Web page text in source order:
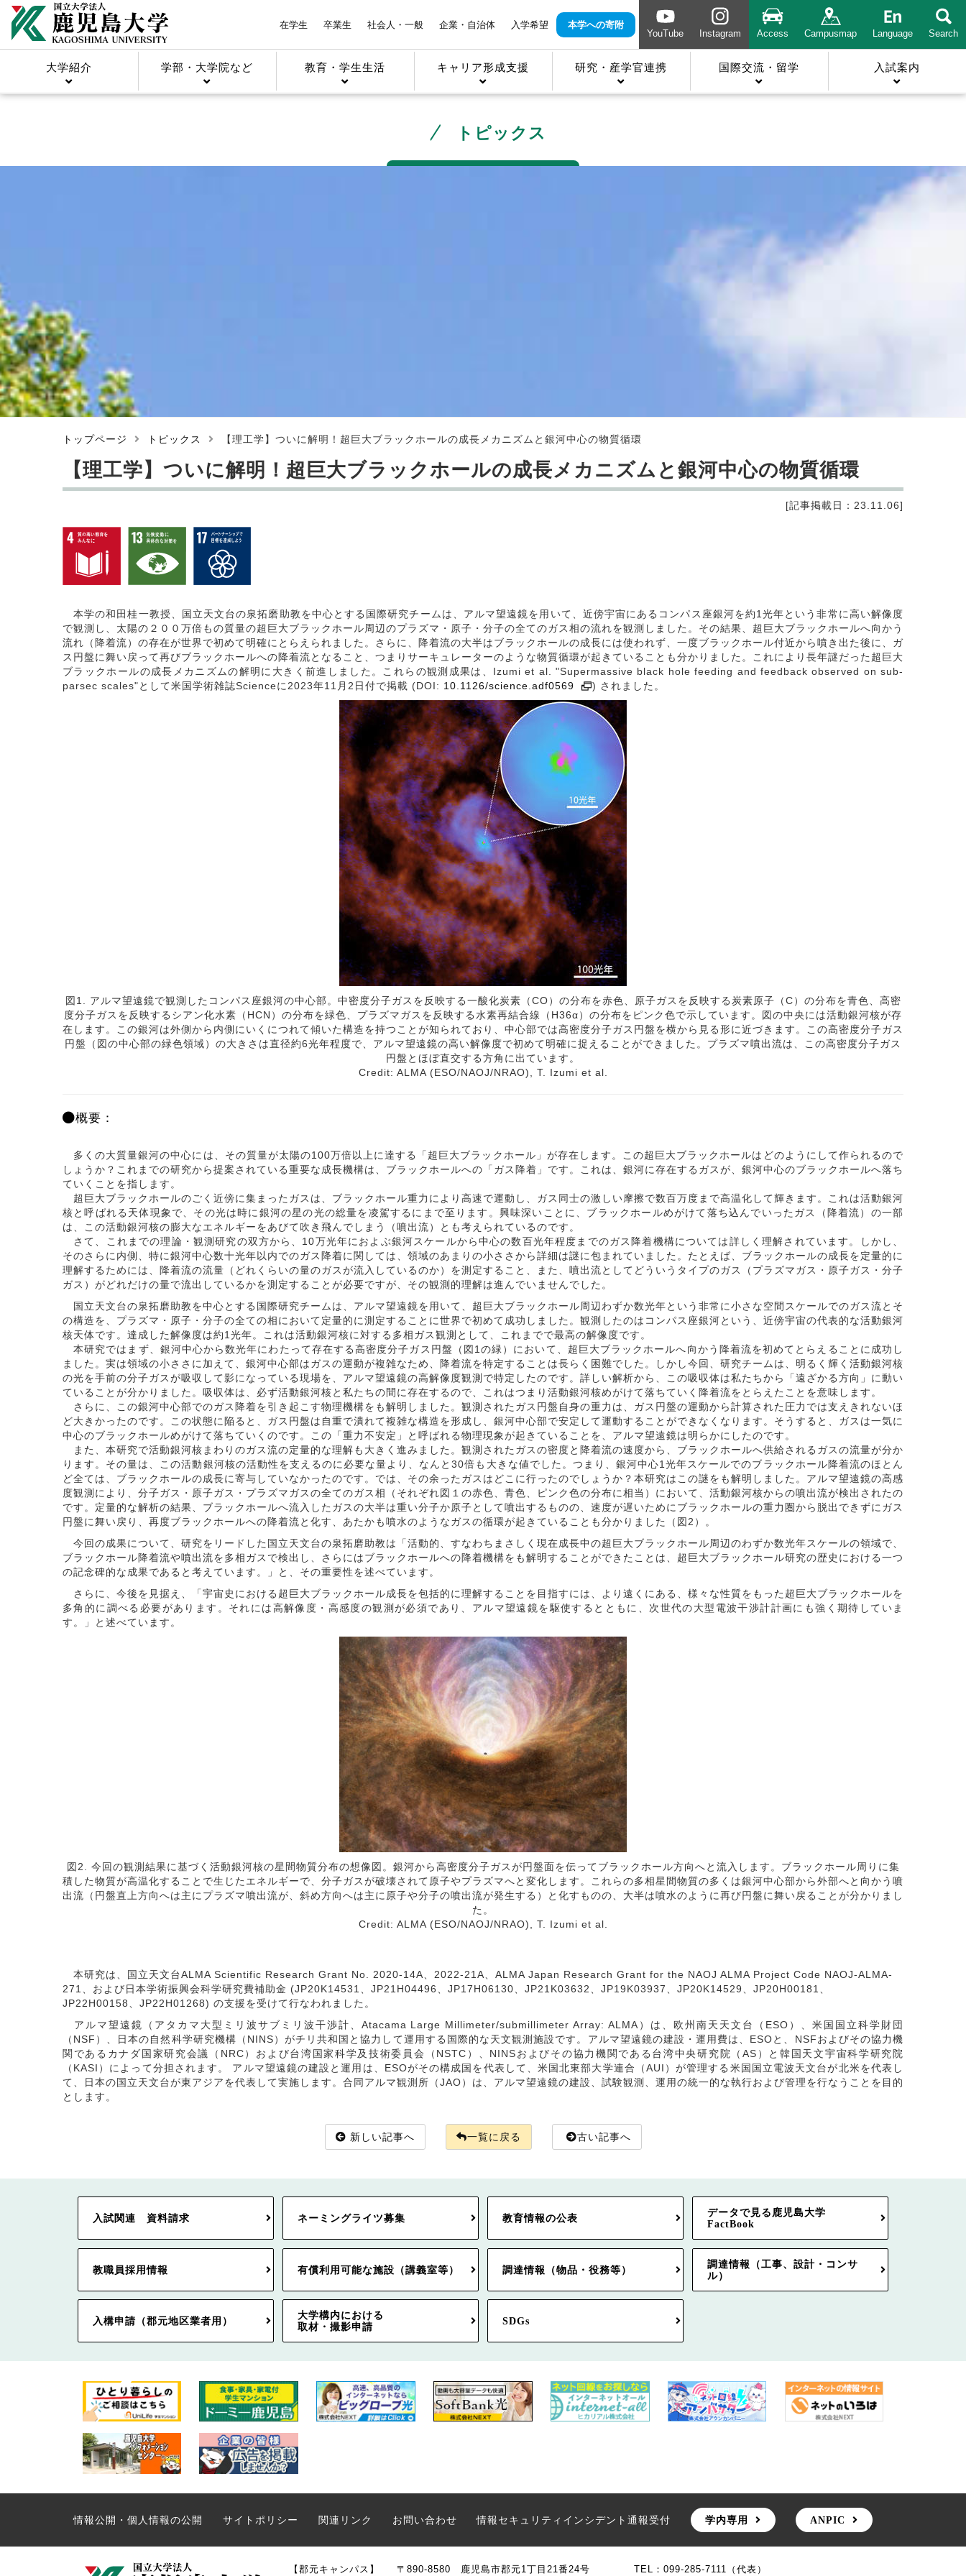
在学生 卒業生 社会人・一般 企業・自治体 入学希望
本学への寄附
YouTube
Instagram Access Campusmap Language Search
大学紹介 学部・大学院など 教育・学生生活 キャリア形成支援 研究・産学官連携 国際交流・留学 入試案内
トピックス
トップページ トピックス 【理工学】ついに解明！超巨大ブラックホールの成長メカニズムと銀河中心の物質循環
【理工学】ついに解明！超巨大ブラックホールの成長メカニズムと銀河中心の物質循環
[記事掲載日：23.11.06]
本学の和田桂一教授、国立天文台の泉拓磨助教を中心とする国際研究チームは、アルマ望遠鏡を用いて、近傍宇宙にあるコンパス座銀河を約1光年という非常に高い解像度
で観測し、太陽の２００万倍もの質量の超巨大ブラックホール周辺のプラズマ・原子・分子の全てのガス相の流れを観測しました。その結果、超巨大ブラックホールへ向かう
流れ（降着流）の存在が世界で初めて明確にとらえられました。さらに、降着流の大半はブラックホールの成長には使われず、一度ブラックホール付近から噴き出た後に、ガ
ス円盤に舞い戻って再びブラックホールへの降着流となること、つまりサーキュレーターのような物質循環が起きていることも分かりました。これにより長年謎だった超巨大
ブラックホールの成長メカニズムの解明に大きく前進しました。これらの観測成果は、Izumi et al. "Supermassive black hole feeding and feedback observed on sub-
parsec scales"として米国学術雑誌Scienceに2023年11月2日付で掲載 (DOI: 10.1126/science.adf0569 ) されました。
図1. アルマ望遠鏡で観測したコンパス座銀河の中心部。中密度分子ガスを反映する一酸化炭素（CO）の分布を赤色、原子ガスを反映する炭素原子（C）の分布を青色、高密
度分子ガスを反映するシアン化水素（HCN）の分布を緑色、プラズマガスを反映する水素再結合線（H36α）の分布をピンク色で示しています。図の中央には活動銀河核が存
在します。この銀河は外側から内側にいくにつれて傾いた構造を持つことが知られており、中心部では高密度分子ガス円盤を横から見る形に近づきます。この高密度分子ガス
円盤（図の中心部の緑色領域）の大きさは直径約6光年程度で、アルマ望遠鏡の高い解像度で初めて明確に捉えることができました。プラズマ噴出流は、この高密度分子ガス
円盤とほぼ直交する方角に出ています。
Credit: ALMA (ESO/NAOJ/NRAO), T. Izumi et al.
概要：
多くの大質量銀河の中心には、その質量が太陽の100万倍以上に達する「超巨大ブラックホール」が存在します。この超巨大ブラックホールはどのようにして作られるので
しょうか？これまでの研究から提案されている重要な成長機構は、ブラックホールへの「ガス降着」です。これは、銀河に存在するガスが、銀河中心のブラックホールへ落ち
ていくことを指します。
超巨大ブラックホールのごく近傍に集まったガスは、ブラックホール重力により高速で運動し、ガス同士の激しい摩擦で数百万度まで高温化して輝きます。これは活動銀河
核と呼ばれる天体現象で、その光は時に銀河の星の光の総量を凌駕するにまで至ります。興味深いことに、ブラックホールめがけて落ち込んでいったガス（降着流）の一部
は、この活動銀河核の膨大なエネルギーをあびて吹き飛んでしまう（噴出流）とも考えられているのです。
さて、これまでの理論・観測研究の双方から、10万光年におよぶ銀河スケールから中心の数百光年程度までのガス降着機構については詳しく理解されています。しかし、
そのさらに内側、特に銀河中心数十光年以内でのガス降着に関しては、領域のあまりの小ささから詳細は謎に包まれていました。たとえば、ブラックホールの成長を定量的に
理解するためには、降着流の流量（どれくらいの量のガスが流入しているのか）を測定すること、また、噴出流としてどういうタイプのガス（プラズマガス・原子ガス・分子
ガス）がどれだけの量で流出しているかを測定することが必要ですが、その観測的理解は進んでいませんでした。
国立天文台の泉拓磨助教を中心とする国際研究チームは、アルマ望遠鏡を用いて、超巨大ブラックホール周辺わずか数光年という非常に小さな空間スケールでのガス流とそ
の構造を、プラズマ・原子・分子の全ての相において定量的に測定することに世界で初めて成功しました。観測したのはコンパス座銀河という、近傍宇宙の代表的な活動銀河
核天体です。達成した解像度は約1光年。これは活動銀河核に対する多相ガス観測として、これまでで最高の解像度です。
本研究ではまず、銀河中心から数光年にわたって存在する高密度分子ガス円盤（図1の緑）において、超巨大ブラックホールへ向かう降着流を初めてとらえることに成功し
ました。実は領域の小ささに加えて、銀河中心部はガスの運動が複雑なため、降着流を特定することは長らく困難でした。しかし今回、研究チームは、明るく輝く活動銀河核
の光を手前の分子ガスが吸収して影になっている現場を、アルマ望遠鏡の高解像度観測で特定したのです。詳しい解析から、この吸収体は私たちから「遠ざかる方向」に動い
ていることが分かりました。吸収体は、必ず活動銀河核と私たちの間に存在するので、これはつまり活動銀河核めがけて落ちていく降着流をとらえたことを意味します。
さらに、この銀河中心部でのガス降着を引き起こす物理機構をも解明しました。観測されたガス円盤自身の重力は、ガス円盤の運動から計算された圧力では支えきれないほ
ど大きかったのです。この状態に陥ると、ガス円盤は自重で潰れて複雑な構造を形成し、銀河中心部で安定して運動することができなくなります。そうすると、ガスは一気に
中心のブラックホールめがけて落ちていくのです。この「重力不安定」と呼ばれる物理現象が起きていることを、アルマ望遠鏡は明らかにしたのです。
また、本研究で活動銀河核まわりのガス流の定量的な理解も大きく進みました。観測されたガスの密度と降着流の速度から、ブラックホールへ供給されるガスの流量が分か
ります。その量は、この活動銀河核の活動性を支えるのに必要な量より、なんと30倍も大きな値でした。つまり、銀河中心1光年スケールでのブラックホール降着流のほとん
ど全ては、ブラックホールの成長に寄与していなかったのです。では、その余ったガスはどこに行ったのでしょうか？本研究はこの謎をも解明しました。アルマ望遠鏡の高感
度観測により、分子ガス・原子ガス・プラズマガスの全てのガス相（それぞれ図１の赤色、青色、ピンク色の分布に相当）において、活動銀河核からの噴出流が検出されたの
です。定量的な解析の結果、ブラックホールへ流入したガスの大半は重い分子か原子として噴出するものの、速度が遅いためにブラックホールの重力圏から脱出できずにガス
円盤に舞い戻り、再度ブラックホールへの降着流と化す、あたかも噴水のようなガスの循環が起きていることも分かりました（図2）。
今回の成果について、研究をリードした国立天文台の泉拓磨助教は「活動的、すなわちまさしく現在成長中の超巨大ブラックホール周辺のわずか数光年スケールの領域で、
ブラックホール降着流や噴出流を多相ガスで検出し、さらにはブラックホールへの降着機構をも解明することができたことは、超巨大ブラックホール研究の歴史における一つ
の記念碑的な成果であると考えています。」と、その重要性を述べています。
さらに、今後を見据え、「宇宙史における超巨大ブラックホール成長を包括的に理解することを目指すには、より遠くにある、様々な性質をもった超巨大ブラックホールを
多角的に調べる必要があります。それには高解像度・高感度の観測が必須であり、アルマ望遠鏡を駆使するとともに、次世代の大型電波干渉計計画にも強く期待していま
す。」と述べています。
図2. 今回の観測結果に基づく活動銀河核の星間物質分布の想像図。銀河から高密度分子ガスが円盤面を伝ってブラックホール方向へと流入します。ブラックホール周りに集
積した物質が高温化することで生じたエネルギーで、分子ガスが破壊されて原子やプラズマへと変化します。これらの多相星間物質の多くは銀河中心部から外部へと向かう噴
出流（円盤直上方向へは主にプラズマ噴出流が、斜め方向へは主に原子や分子の噴出流が発生する）と化すものの、大半は噴水のように再び円盤に舞い戻ることが分かりまし
た。
Credit: ALMA (ESO/NAOJ/NRAO), T. Izumi et al.
本研究は、国立天文台ALMA Scientific Research Grant No. 2020-14A、2022-21A、ALMA Japan Research Grant for the NAOJ ALMA Project Code NAOJ-ALMA-
271、および日本学術振興会科学研究費補助金 (JP20K14531、JP21H04496、JP17H06130、JP21K03632、JP19K03937、JP20K14529、JP20H00181、
JP22H00158、JP22H01268) の支援を受けて行なわれました。
アルマ望遠鏡（アタカマ大型ミリ波サブミリ波干渉計、Atacama Large Millimeter/submillimeter Array: ALMA）は、欧州南天天文台（ESO）、米国国立科学財団
（NSF）、日本の自然科学研究機構（NINS）がチリ共和国と協力して運用する国際的な天文観測施設です。アルマ望遠鏡の建設・運用費は、ESOと、NSFおよびその協力機
関であるカナダ国家研究会議（NRC）および台湾国家科学及技術委員会（NSTC）、NINSおよびその協力機関である台湾中央研究院（AS）と韓国天文宇宙科学研究院
（KASI）によって分担されます。 アルマ望遠鏡の建設と運用は、ESOがその構成国を代表して、米国北東部大学連合（AUI）が管理する米国国立電波天文台が北米を代表し
て、日本の国立天文台が東アジアを代表して実施します。合同アルマ観測所（JAO）は、アルマ望遠鏡の建設、試験観測、運用の統一的な執行および管理を行なうことを目的
とします。
新しい記事へ 一覧に戻る 古い記事へ
入試関連 資料請求 ネーミングライツ募集 教育情報の公表
データで見る鹿児島大学
FactBook
教職員採用情報 有償利用可能な施設（講義室等） 調達情報（物品・役務等）
調達情報（工事、設計・コンサ
ル）
入構申請（郡元地区業者用）
大学構内における
取材・撮影申請
SDGs
情報公開・個人情報の公開 サイトポリシー 関連リンク お問い合わせ 情報セキュリティインシデント通報受付 学内専用 ANPIC
【郡元キャンパス】 〒890-8580 鹿児島市郡元1丁目21番24号 TEL：099-285-7111（代表）